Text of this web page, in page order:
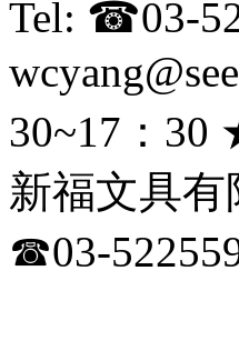
Tel: ☎03-
30~17：
新福文具有
☎03-